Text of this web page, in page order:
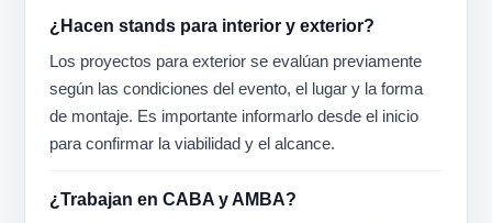
¿Hacen stands para interior y exterior?
Los proyectos para exterior se evalúan previamente
según las condiciones del evento, el lugar y la forma
de montaje. Es importante informarlo desde el inicio
para confirmar la viabilidad y el alcance.
¿Trabajan en CABA y AMBA?